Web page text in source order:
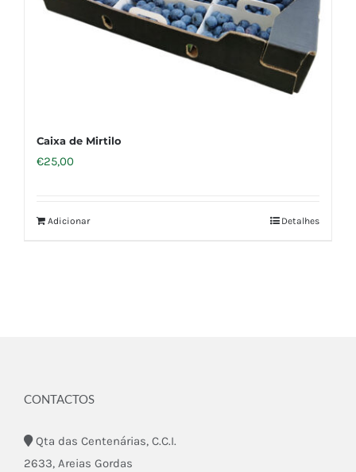
Caixa de Mirtilo
€25,00
Adicionar Detalhes
CONTACTOS
Qta das Centenárias, C.C.I.
2633, Areias Gordas